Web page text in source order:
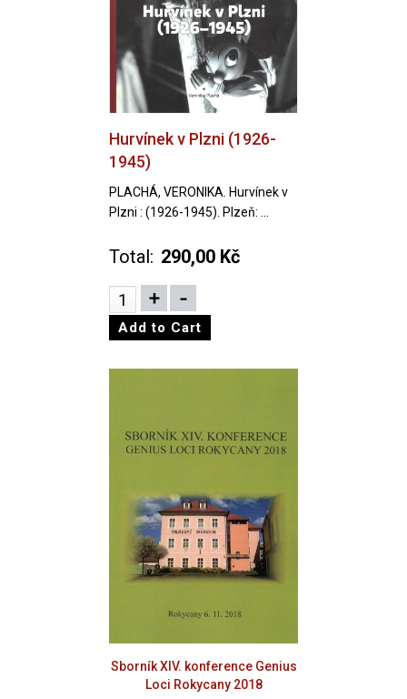
Hurvínek v Plzni (1926-
1945)
PLACHÁ, VERONIKA. Hurvínek v
Plzni : (1926-1945). Plzeň: ...
Total: 290,00 Kč
Sborník XIV. konference Genius
Loci Rokycany 2018